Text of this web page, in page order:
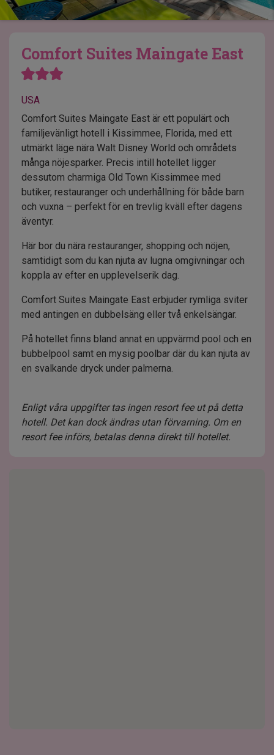
Comfort Suites Maingate East
USA
Comfort Suites Maingate East är ett populärt och
familjevänligt hotell i Kissimmee, Florida, med ett
utmärkt läge nära Walt Disney World och områdets
många nöjesparker. Precis intill hotellet ligger
dessutom charmiga Old Town Kissimmee med
butiker, restauranger och underhållning för både barn
och vuxna – perfekt för en trevlig kväll efter dagens
äventyr.
Här bor du nära restauranger, shopping och nöjen,
samtidigt som du kan njuta av lugna omgivningar och
koppla av efter en upplevelserik dag.
Comfort Suites Maingate East erbjuder rymliga sviter
med antingen en dubbelsäng eller två enkelsängar.
På hotellet finns bland annat en uppvärmd pool och en
bubbelpool samt en mysig poolbar där du kan njuta av
en svalkande dryck under palmerna.
Enligt våra uppgifter tas ingen resort fee ut på detta
hotell. Det kan dock ändras utan förvarning. Om en
resort fee införs, betalas denna direkt till hotellet.